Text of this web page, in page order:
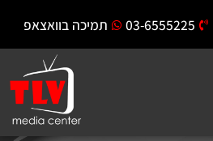
03-6555225 תמיכה בוואצאפ